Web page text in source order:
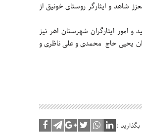
شاهد و ایثارگر روستای خونیق از
امور ایثارگران شهرستان اهر نیز
یحیی حاج­­ محمدی و علی ناظری و
: